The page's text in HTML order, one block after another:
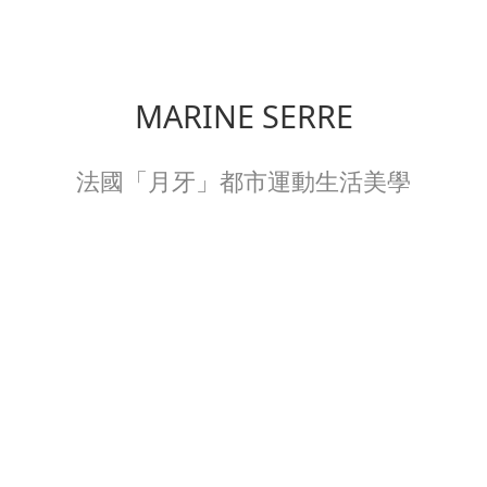
MARINE SERRE
法國「月牙」都市運動生活美學